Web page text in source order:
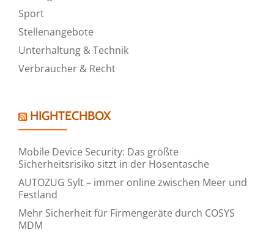
Sport
Stellenangebote
Unterhaltung & Technik
Verbraucher & Recht
HIGHTECHBOX
Mobile Device Security: Das größte
Sicherheitsrisiko sitzt in der Hosentasche
AUTOZUG Sylt – immer online zwischen Meer und
Festland
Mehr Sicherheit für Firmengeräte durch COSYS
MDM